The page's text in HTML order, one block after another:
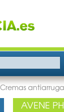
Cremas
AVENE